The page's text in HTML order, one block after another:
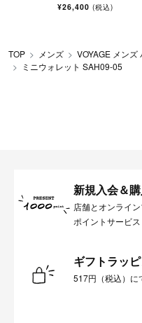
¥26,400 (税込)
TOP メンズ VOYAGE メンズ
ミニウォレット SAH09-05
新規入会＆
店舗とオンライ
ポイントサービス
ギフトラッ
517円（税込）に